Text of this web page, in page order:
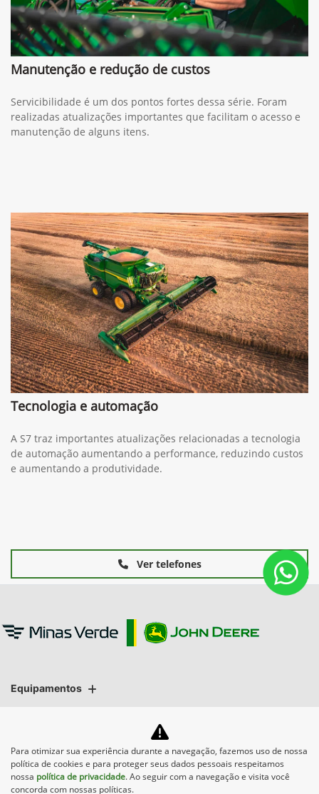
Manutenção e redução de custos
Servicibilidade é um dos pontos fortes dessa série. Foram
realizadas atualizações importantes que facilitam o acesso e
manutenção de alguns itens.
Tecnologia e automação
A S7 traz importantes atualizações relacionadas a tecnologia
de automação aumentando a performance, reduzindo custos
e aumentando a produtividade.
Ver telefones
Equipamentos
Política de privacidade
Para otimizar sua experiência durante a navegação, fazemos uso de nossa
política de cookies e para proteger seus dados pessoais respeitamos
nossa política de privacidade. Ao seguir com a navegação e visita você
concorda com nossas políticas.